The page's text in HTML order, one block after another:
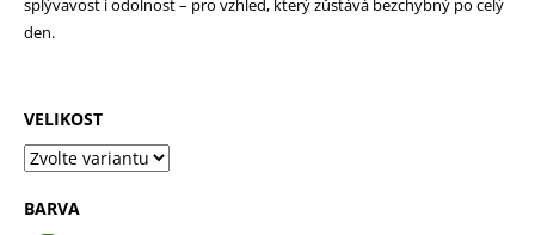
den.
VELIKOST
BARVA
č
u
e
m
e